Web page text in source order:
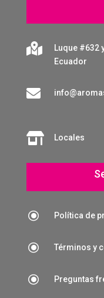

Luque #632
Ecuador

 Locales
\ Política de
\ Términos y
\ Preguntas